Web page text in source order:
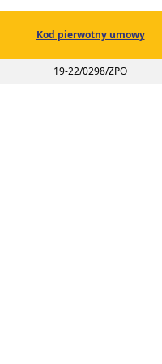
Kod pierwotny umowy
Link do listy planu umowy o kodzie
19-22/0298/ZPO